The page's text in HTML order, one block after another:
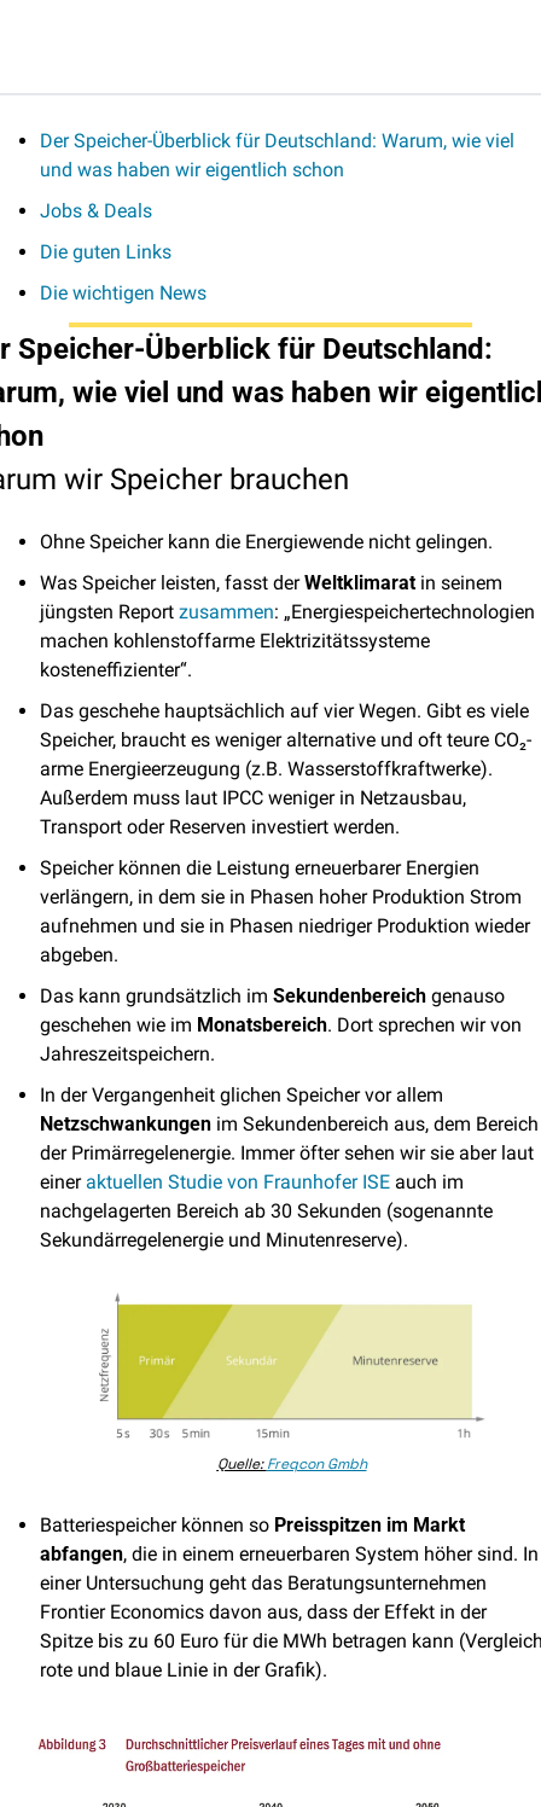
Der Speicher-Überblick für Deutschland: Warum, wie viel
und was haben wir eigentlich schon
Jobs & Deals
Die guten Links
Die wichtigen News
Speicher-Überblick für Deutschland:
wie viel und was haben wir
wir Speicher brauchen
Ohne Speicher kann die Energiewende nicht gelingen.
Was Speicher leisten, fasst der Weltklimarat in seinem
jüngsten Report zusammen: „Energiespeichertechnologien
machen kohlenstoffarme Elektrizitätssysteme
kosteneffizienter“.
Das geschehe hauptsächlich auf vier Wegen. Gibt es viele
Speicher, braucht es weniger alternative und oft teure CO₂-
arme Energieerzeugung (z.B. Wasserstoffkraftwerke).
Außerdem muss laut IPCC weniger in Netzausbau,
Transport oder Reserven investiert werden.
Speicher können die Leistung erneuerbarer Energien
verlängern, in dem sie in Phasen hoher Produktion Strom
aufnehmen und sie in Phasen niedriger Produktion wieder
abgeben.
Das kann grundsätzlich im Sekundenbereich genauso
geschehen wie im Monatsbereich. Dort sprechen wir von
Jahreszeitspeichern.
Netzschwankungen im Sekundenbereich aus, dem Bereich
der Primärregelenergie. Immer öfter sehen wir sie aber laut
einer aktuellen Studie von Fraunhofer ISE auch im
nachgelagerten Bereich ab 30 Sekunden (sogenannte
Sekundärregelenergie und Minutenreserve).
Quelle: Freqcon Gmbh
Batteriespeicher können so Preisspitzen im Markt
abfangen, die in einem erneuerbaren System höher sind. In
einer Untersuchung geht das Beratungsunternehmen
Frontier Economics davon aus, dass der Effekt in der
Spitze bis zu 60 Euro für die MWh betragen kann
rote und blaue Linie in der Grafik).